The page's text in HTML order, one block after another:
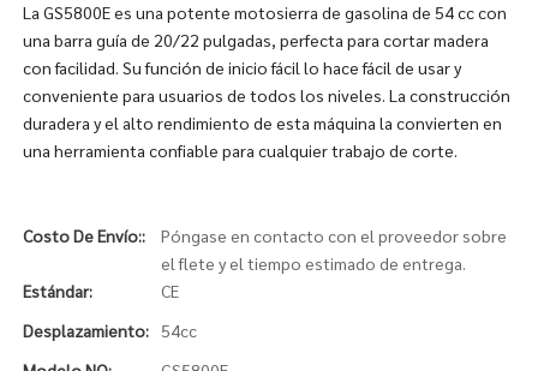
La GS5800E es una potente motosierra de gasolina de 54 cc con
una barra guía de 20/22 pulgadas, perfecta para cortar madera
con facilidad. Su función de inicio fácil lo hace fácil de usar y
conveniente para usuarios de todos los niveles. La construcción
duradera y el alto rendimiento de esta máquina la convierten en
una herramienta confiable para cualquier trabajo de corte.
Costo De Envío::
Póngase en contacto con el proveedor sobre
el flete y el tiempo estimado de entrega.
Estándar:
CE
Desplazamiento:
54cc